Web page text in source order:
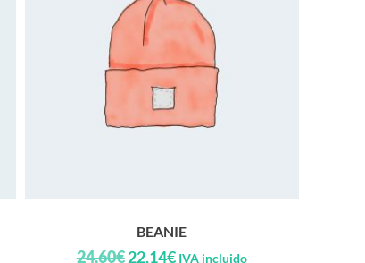
BEANIE
24,60€22,14€ IVA incluido